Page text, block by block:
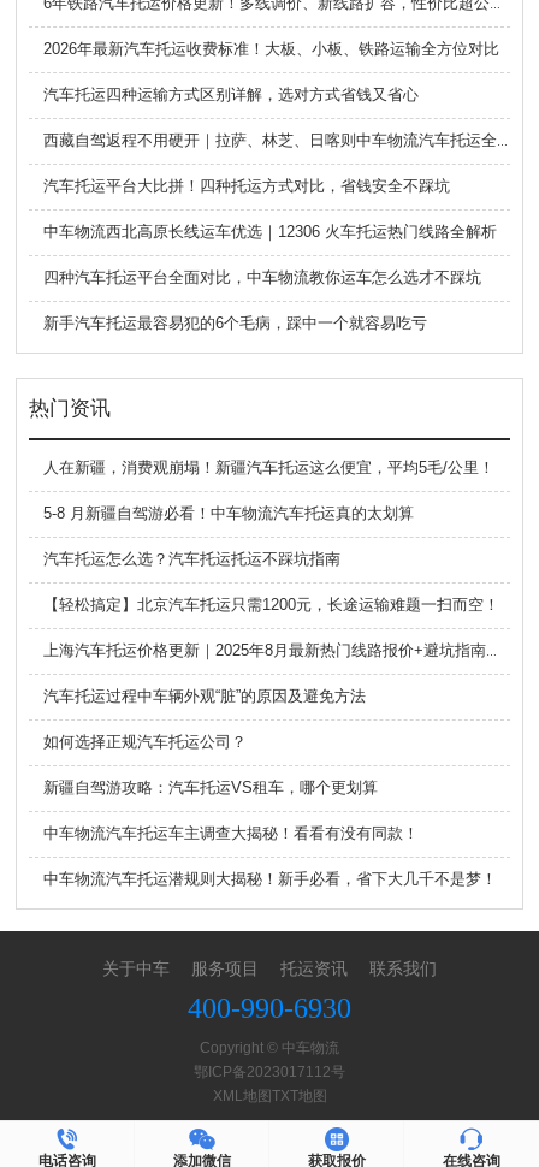
6年铁路汽车托运价格更新！多线调价、新线路扩容，性价比超公路大板车
2026年最新汽车托运收费标准！大板、小板、铁路运输全方位对比
汽车托运四种运输方式区别详解，选对方式省钱又省心
西藏自驾返程不用硬开｜拉萨、林芝、日喀则中车物流汽车托运全指南
汽车托运平台大比拼！四种托运方式对比，省钱安全不踩坑
中车物流西北高原长线运车优选｜12306 火车托运热门线路全解析
四种汽车托运平台全面对比，中车物流教你运车怎么选才不踩坑
新手汽车托运最容易犯的6个毛病，踩中一个就容易吃亏
热门资讯
人在新疆，消费观崩塌！新疆汽车托运这么便宜，平均5毛/公里！
5-8 月新疆自驾游必看！中车物流汽车托运真的太划算
汽车托运怎么选？汽车托运托运不踩坑指南
【轻松搞定】北京汽车托运只需1200元，长途运输难题一扫而空！
汽车托运过程中车辆外观“脏”的原因及避免方法
如何选择正规汽车托运公司？
新疆自驾游攻略：汽车托运VS租车，哪个更划算
中车物流汽车托运车主调查大揭秘！看看有没有同款！
中车物流汽车托运潜规则大揭秘！新手必看，省下大几千不是梦！
关于中车 服务项目 托运资讯 联系我们
400-990-6930
Copyright © 中车物流
鄂ICP备2023017112号
XML地图 TXT地图
电话咨询 添加微信 获取报价 在线咨询